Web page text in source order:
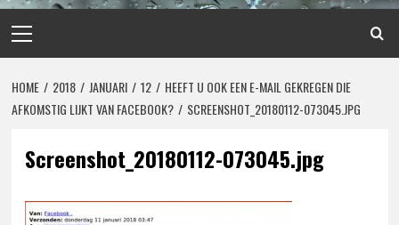
menu
HOME 2018 JANUARI 12
HEEFT U OOK EEN E-MAIL GEKREGEN DIE
AFKOMSTIG LIJKT VAN FACEBOOK?
SCREENSHOT_20180112-073045.JPG
Screenshot_20180112-073045.jpg